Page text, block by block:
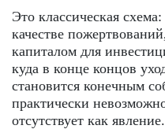
Это классическая
качестве
капиталом для
куда в конце концов
становится конечным
практически
отсутствует как явление.